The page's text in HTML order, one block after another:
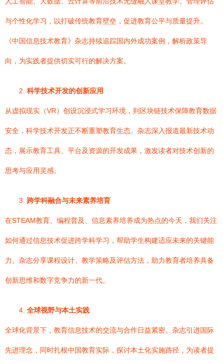
与个性化学习，以打破传统教育壁垒，促进教育公平与质量提升。
《中国信息技术教育》杂志持续追踪国内外成功案例，解析政策导
向，为实践者提供切实可行的解决方案。
2. 科学技术开发的创新应用
从虚拟现实（VR）创设沉浸式学习环境，到区块链技术保障教育数据
安全，科学技术开发正不断重塑教育生态。杂志深入报道最新技术动
态，展示教育工具、平台及资源的开发成果，激发读者对技术创新的
思考与应用灵感。
3. 跨学科融合与未来素养培育
在STEAM教育、编程普及、信息素养培养成为热点的今天，我们关注
如何通过信息技术促进跨学科学习，帮助学生构建适应未来的关键能
力。杂志分享课程设计、教学策略及评估方法，助力教育者培养具备
创新思维和数字竞争力的新一代。
4. 全球视野与本土实践
全球化背景下，教育信息技术的交流与合作日益紧密。杂志引进国际
先进理念，同时扎根中国教育实际，探讨本土化实施路径，为读者提